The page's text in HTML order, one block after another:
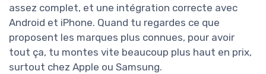
assez complet, et une intégration correcte avec
Android et iPhone. Quand tu regardes ce que
proposent les marques plus connues, pour avoir
tout ça, tu montes vite beaucoup plus haut en prix,
surtout chez Apple ou Samsung.